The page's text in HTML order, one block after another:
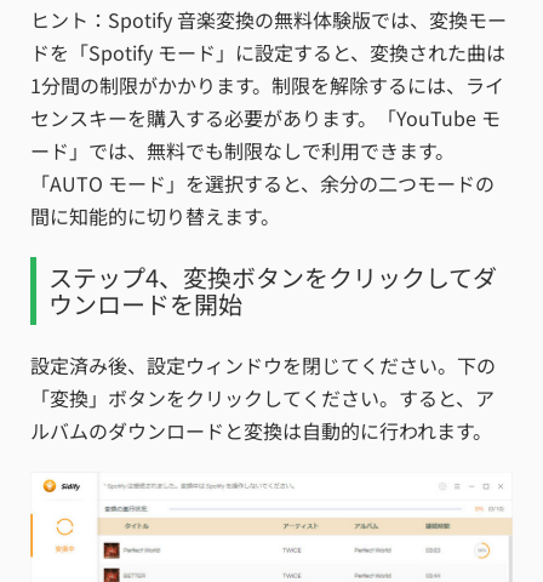
ヒント：Spotify 音楽変換の無料体験版では、変換モー
ドを「Spotify モード」に設定すると、変換された曲は
1分間の制限がかかります。制限を解除するには、ライ
センスキーを購入する必要があります。「YouTube モ
ード」では、無料でも制限なしで利用できます。
「AUTO モード」を選択すると、余分の二つモードの
間に知能的に切り替えます。
ステップ4、変換ボタンをクリックしてダ
ウンロードを開始
設定済み後、設定ウィンドウを閉じてください。下の
「変換」ボタンをクリックしてください。すると、ア
ルバムのダウンロードと変換は自動的に行われます。